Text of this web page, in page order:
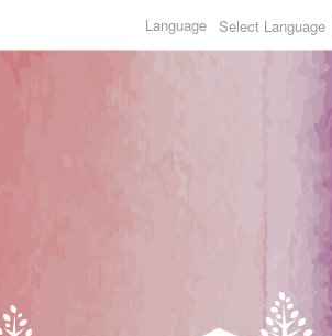
Language Select Language